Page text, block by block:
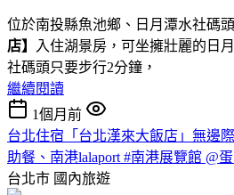
位於南投縣魚池鄉、日月潭水社碼
店】
入住湖景房，可坐擁壯麗的日
社碼頭只要步行2分鐘，
繼續閱讀
1個月前
台北住宿「台北漢來大飯店」無邊
助餐、南港lalaport #南港展覽館 @
台北市 國內旅遊